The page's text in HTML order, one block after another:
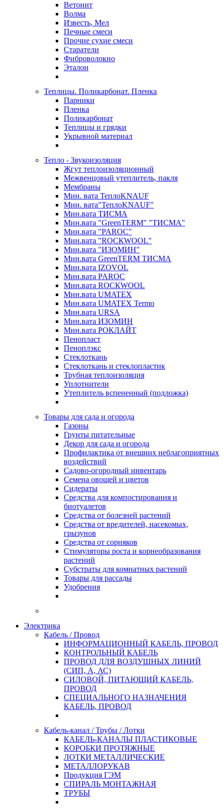
Ветонит
Волма
Известь, Мел
Печные смеси
Прочие сухие смеси
Старатели
Фиброволокно
Эталон
Теплицы. Поликарбонат. Пленка
Парники
Пленка
Поликарбонат
Теплицы и грядки
Укрывной материал
Тепло - Звукоизоляция
Жгут теплоизоляционный
Межвенцовый утеплитель, пакля
Мембраны
Мин. вата ТеплоKNAUF
Мин. вата"ТеплоKNAUF"
Мин.вата ТИСМА
Мин.вата "GreenTERM" "ТИСМА"
Мин.вата "PAROC"
Мин.вата "ROCКWOOL"
Мин.вата "ИЗОМИН"
Мин.вата GreenTERM ТИСМА
Мин.вата IZOVOL
Мин.вата PAROC
Мин.вата ROCКWOOL
Мин.вата UMATEX
Мин.вата UMATEX Termo
Мин.вата URSA
Мин.вата ИЗОМИН
Мин.вата РОКЛАЙТ
Пенопласт
Пеноплэкс
Стеклоткань
Стеклоткань и стеклопластик
Трубная теплоизоляция
Уплотнители
Утеплитель вспененный (подложка)
Товары для сада и огорода
Газоны
Грунты питательные
Декор для сада и огорода
Профилактика от внешних неблагоприятных
воздействий
Садово-огородный инвентарь
Семена овощей и цветов
Сидераты
Средства для компостирования и
биотуалетов
Средства от болезней растений
Средства от вредителей, насекомых,
грызунов
Средства от сорняков
Стимуляторы роста и корнеобразования
растений
Субстраты для комнатных растений
Товары для рассады
Удобрения
Электрика
Кабель / Провод
ИНФОРМАЦИОННЫЙ КАБЕЛЬ, ПРОВОД
КОНТРОЛЬНЫЙ КАБЕЛЬ
ПРОВОД ДЛЯ ВОЗДУШНЫХ ЛИНИЙ
(СИП, А, АС)
СИЛОВОЙ, ПИТАЮЩИЙ КАБЕЛЬ,
ПРОВОД
СПЕЦИАЛЬНОГО НАЗНАЧЕНИЯ
КАБЕЛЬ, ПРОВОД
Кабель-канал / Трубы / Лотки
КАБЕЛЬ-КАНАЛЫ ПЛАСТИКОВЫЕ
КОРОБКИ ПРОТЯЖНЫЕ
ЛОТКИ МЕТАЛЛИЧЕСКИЕ
МЕТАЛЛОРУКАВ
Продукция ГЭМ
СПИРАЛЬ МОНТАЖНАЯ
ТРУБЫ